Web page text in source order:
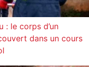
: le corps d’un
dans un cours